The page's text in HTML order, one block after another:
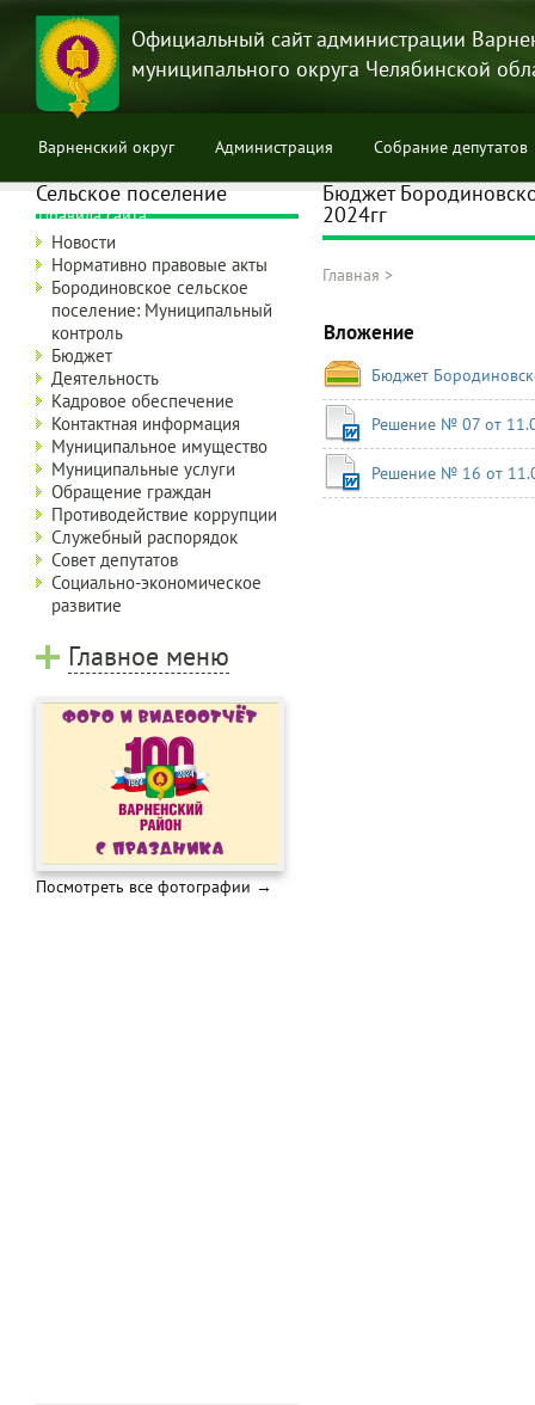
Перейти
основному
содержанию
Официальный сайт администрации
муниципального округа Челябинской
Варненский округ Администрация Собрание депутатов
Правила сайта
Бюджет
2024гг
навигации
Главная >
Вложение
Бюджет
Решение № 07 от
Решение № 16 от
Сельское поселение
Новости
Нормативно правовые акты
Бородиновское сельское
поселение: Муниципальный
контроль
Бюджет
Деятельность
Кадровое обеспечение
Контактная информация
Муниципальное имущество
Муниципальные услуги
Обращение граждан
Противодействие коррупции
Служебный распорядок
Совет депутатов
Социально-экономическое
развитие
Главное меню
Посмотреть все фотографии →